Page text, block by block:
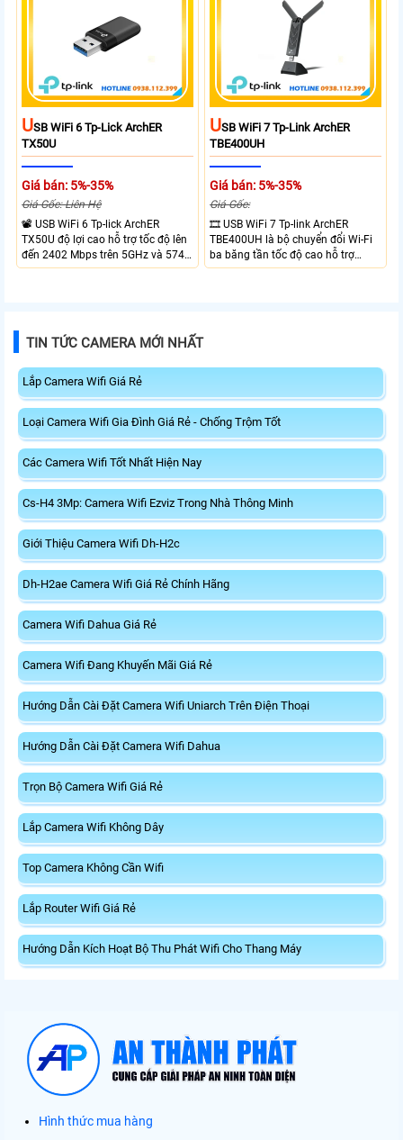
leading-edge features.
ổn định cho mạng Wi-Fi của bạn.
USB WiFi 6 Tp-Lick ArchER
TX50U
Giá bán: 5%-35%
Giá Gốc: Liên Hệ
📽 USB WiFi 6 Tp-lick ArchER
TX50U độ lợi cao hỗ trợ tốc độ lên
đến 2402 Mbps trên 5GHz và 574
Mbps trên 2.4GHz mang đến kết
3.0 tốc độ cao hỗ trợ truyền tải dữ
liệu nhanh, kết hợp WPA3 tăng
USB WiFi 7 Tp-Link ArchER
TBE400UH
Giá bán: 5%-35%
Giá Gốc:
🎞 USB WiFi 7 Tp-link ArchER
TBE400UH là bộ chuyển đổi Wi-Fi
ba băng tần tốc độ cao hỗ trợ
2882 Mbps trên 6GHz, 2882 Mbps
TIN TỨC CAMERA MỚI NHẤT
Lắp Camera Wifi Giá Rẻ
Loại Camera Wifi Gia Đình Giá Rẻ - Chống Trộm Tốt
Các Camera Wifi Tốt Nhất Hiện Nay
Cs-H4 3Mp: Camera Wifi Ezviz Trong Nhà Thông Minh
Giới Thiệu Camera Wifi Dh-H2c
Dh-H2ae Camera Wifi Giá Rẻ Chính Hãng
Camera Wifi Dahua Giá Rẻ
Camera Wifi Đang Khuyến Mãi Giá Rẻ
Hướng Dẫn Cài Đặt Camera Wifi Uniarch Trên Điện Thoại
Hướng Dẫn Cài Đặt Camera Wifi Dahua
Trọn Bộ Camera Wifi Giá Rẻ
Lắp Camera Wifi Không Dây
Top Camera Không Cần Wifi
Lắp Router Wifi Giá Rẻ
Hướng Dẫn Kích Hoạt Bộ Thu Phát Wifi Cho Thang Máy
Hình thức mua hàng